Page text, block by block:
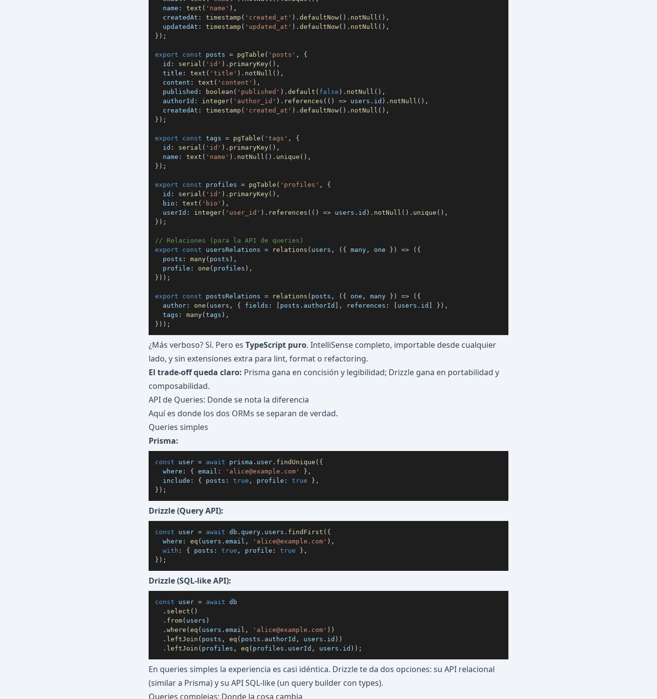
  name
: text ( 'name' ) ,
  createdAt
: timestamp ( 'created_at' ) . defaultNow( ) . notNull ( ) ,
  updatedAt
: timestamp ( 'updated_at' ) . defaultNow( ) . notNull ( ) ,
} ) ;
export const posts = pgTable ( 'posts' ,
{
  id
: serial ( 'id' ) . primaryKey( ) ,
  title
: text ( 'title' ) . notNull ( ) ,
  content
: text ( 'content' ) ,
  published
: boolean ( 'published' ) . default ( false ) . notNull ( ) ,
  authorId
: integer( 'author_id' ) . references ( ( ) => users . id ) . notNull ( ) ,
  createdAt
: timestamp ( 'created_at' ) . defaultNow( ) . notNull ( ) ,
} ) ;
export const tags = pgTable ( 'tags' ,
{
  id
: serial ( 'id' ) . primaryKey( ) ,
  name
: text ( 'name' ) . notNull ( ) . unique ( ) ,
} ) ;
export const profiles = pgTable ( 'profiles' ,
{
  id
: serial ( 'id' ) . primaryKey( ) ,
  bio
: text ( 'bio' ) ,
  userId
: integer( 'user_id' ) . references ( ( ) => users . id ) . notNull ( ) . unique ( ) ,
} ) ;
// Relaciones (para la API de queries)
export
const usersRelations = relations ( users , ( { many , one } ) => ( {
  posts
: many( posts ) ,
  profile
: one ( profiles ) ,
} ) ) ;
export const postsRelations = relations ( posts , ( { one , many } ) => ( {
  author
: one ( users , { fields : [ posts . authorId ] , references : [ users . id ] } ) ,
  tags
: many(tags ) ,
} ) ) ;
¿Más verboso? Sí. Pero es TypeScript puro. IntelliSense completo, importable desde cualquier
lado, y sin extensiones extra para lint, format o refactoring.
El trade-off queda claro: Prisma gana en concisión y legibilidad; Drizzle gana en portabilidad y
composabilidad.
API de Queries: Donde se nota la diferencia
Aquí es donde los dos ORMs se separan de verdad.
Queries simples
Prisma:
const user = await prisma . user . findUnique ( {
  where
: { email : ' alice@example.com ' } ,
  include
: { posts : true , profile : true } ,
} ) ;
Drizzle (Query API):
const user = await db . query . users . findFirst ( {
  where
: eq ( users . email , ' alice@example.com ' ) ,
with : { posts : true , profile : true } ,
} ) ;
Drizzle (SQL-like API):
const user = await
. select ( )
. from( users )
. where (eq ( users . email , ' alice@example.com ' ) )
. leftJoin ( posts , eq ( posts . authorId , users . id ) )
. leftJoin ( profiles , eq ( profiles . userId , users . id ) ) ;
En queries simples la experiencia es casi idéntica. Drizzle te da dos opciones: su API relacional
(similar a Prisma) y su API SQL-like (un query builder con types).
Queries complejas: Donde la cosa cambia